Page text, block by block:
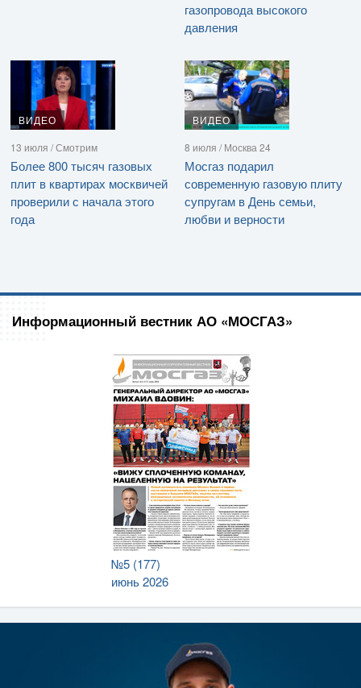
газопровода высокого
давления
ВИДЕО
13 июля / Смотрим
Более 800 тысяч газовых
плит в квартирах москвичей
проверили с начала этого
года
ВИДЕО
8 июля / Москва 24
Мосгаз подарил
современную газовую плиту
супругам в День семьи,
любви и верности
Информационный вестник АО «МОСГАЗ»
№5 (177)
июнь 2026